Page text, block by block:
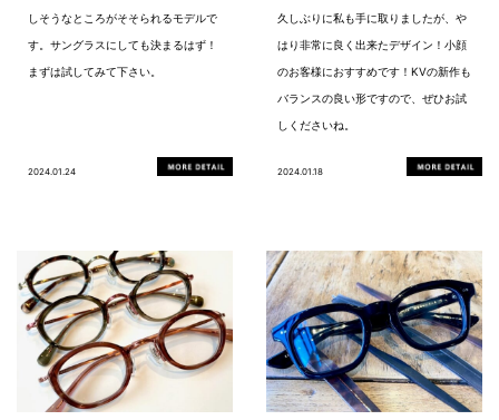
しそうなところがそそられるモデルで
す。サングラスにしても決まるはず！
まずは試してみて下さい。
2024.01.24
久しぶりに私も手に取りましたが、や
はり非常に良く出来たデザイン！小顔
のお客様におすすめです！KVの新作も
バランスの良い形ですので、ぜひお試
しくださいね。
2024.01.18